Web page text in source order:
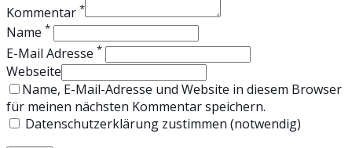
Kommentar *
Name *
E-Mail Adresse *
Webseite
Name, E-Mail-Adresse und Website in diesem Browser
für meinen nächsten Kommentar speichern.
Datenschutzerklärung zustimmen (notwendig)